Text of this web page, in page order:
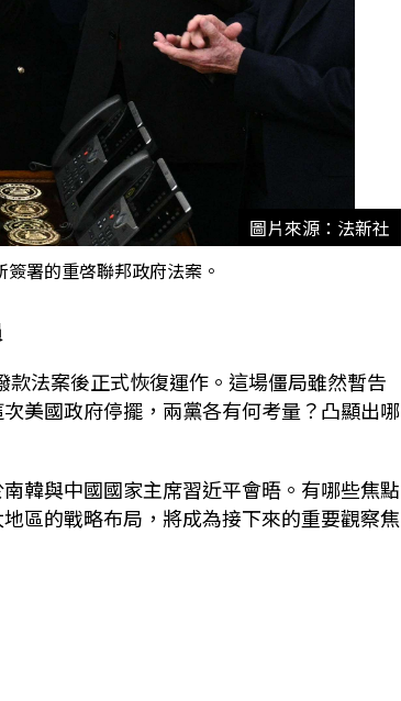
圖片來源：法新社
署的重啓聯邦政府法案。
款法案後正式恢復運作。這場僵局雖然暫告
美國政府停擺，兩黨各有何考量？凸顯出哪
韓與中國國家主席習近平會晤。有哪些焦點
區的戰略布局，將成為接下來的重要觀察焦